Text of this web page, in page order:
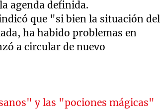
agenda definida.
que "si bien la situación del
ha habido problemas en
a circular de nuevo
y las "pociones mágicas"